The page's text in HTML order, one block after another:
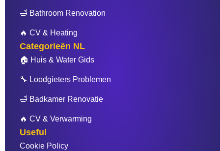
🛁 Bathroom Renovation
🔥 CV & Heating
Categorieën NL
🏠 Huis & Water Gids
🔧 Loodgieters Problemen
🛁 Badkamer Renovatie
🔥 CV & Verwarming
Useful
Cookie Policy